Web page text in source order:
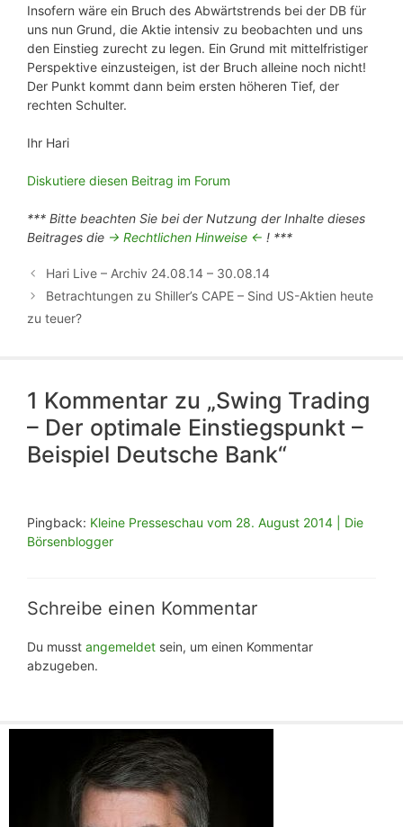
Insofern wäre ein Bruch des Abwärtstrends bei der DB für
uns nun Grund, die Aktie intensiv zu beobachten und uns
den Einstieg zurecht zu legen. Ein Grund mit mittelfristiger
Perspektive einzusteigen, ist der Bruch alleine noch nicht!
Der Punkt kommt dann beim ersten höheren Tief, der
rechten Schulter.
Ihr Hari
Diskutiere diesen Beitrag im Forum
*** Bitte beachten Sie bei der Nutzung der Inhalte dieses
Beitrages die -> Rechtlichen Hinweise <- ! ***
Hari Live – Archiv 24.08.14 – 30.08.14
Betrachtungen zu Shiller’s CAPE – Sind US-Aktien heute
zu teuer?
1 Kommentar zu „Swing Trading
– Der optimale Einstiegspunkt –
Beispiel Deutsche Bank“
Pingback: Kleine Presseschau vom 28. August 2014 | Die
Börsenblogger
Schreibe einen Kommentar
Du musst angemeldet sein, um einen Kommentar
abzugeben.